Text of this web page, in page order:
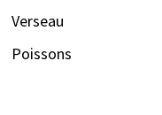
Verseau
Poissons